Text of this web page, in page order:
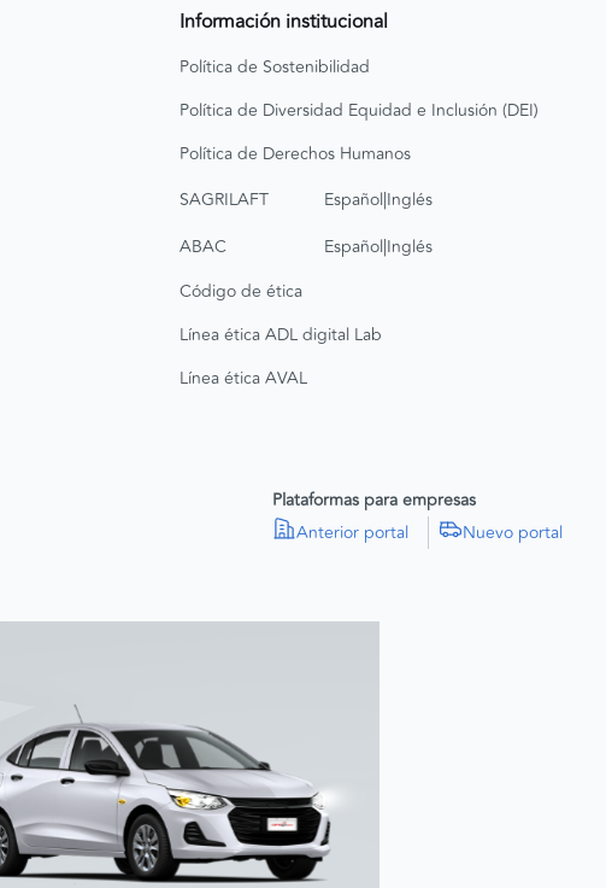
Información institucional
Política de Sostenibilidad
Política de Diversidad Equidad e Inclusión (DEI)
Política de Derechos Humanos
SAGRILAFT
Español|Inglés
ABAC
Español|Inglés
Código de ética
Línea ética ADL digital Lab
Línea ética AVAL
Plataformas para empresas
Anterior portal
Nuevo portal